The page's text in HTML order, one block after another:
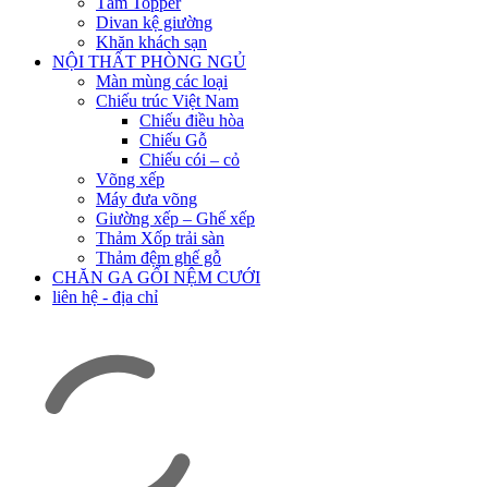
Divan kệ giường
Khăn khách sạn
NỘI THẤT PHÒNG NGỦ
Màn mùng các loại
Chiếu trúc Việt Nam
Chiếu điều hòa
Chiếu Gỗ
Chiếu cói – cỏ
Võng xếp
Máy đưa võng
Giường xếp – Ghế xếp
Thảm Xốp trải sàn
Thảm đệm ghế gỗ
CHĂN GA GỐI NỆM CƯỚI
liên hệ - địa chỉ